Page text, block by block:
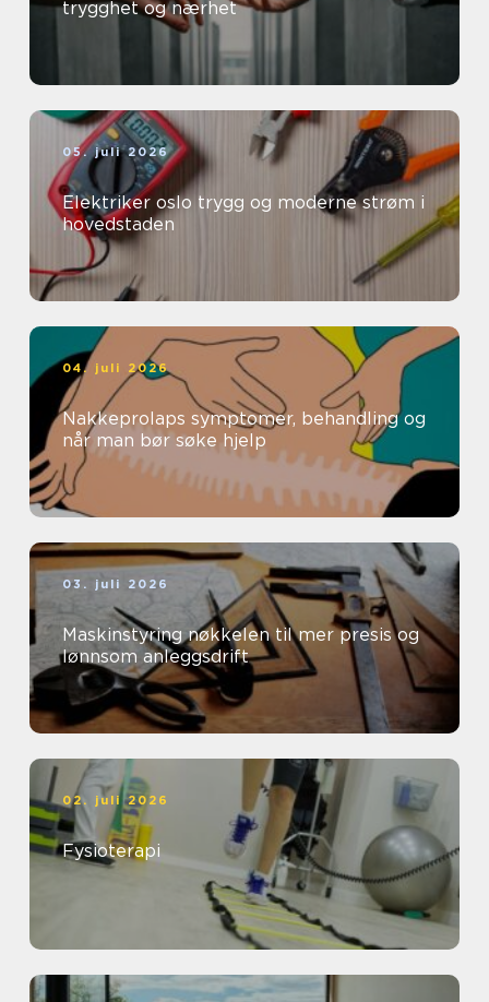
trygghet og nærhet
05. juli 2026
Elektriker oslo trygg og moderne strøm i
hovedstaden
04. juli 2026
Nakkeprolaps symptomer, behandling og
når man bør søke hjelp
03. juli 2026
Maskinstyring nøkkelen til mer presis og
lønnsom anleggsdrift
02. juli 2026
Fysioterapi